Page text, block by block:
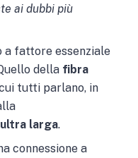
ai dubbi più
a fattore essenziale
della fibra
tutti parlano, in
ultra larga.
connessione a